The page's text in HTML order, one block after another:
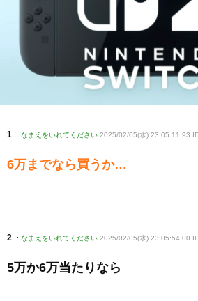
1 : なまえをいれてください 2025/02/05(水) 23:05:11.93
6万までなら買うか…
2 : なまえをいれてください 2025/02/05(水) 23:05:54.00
5万か6万当たりなら